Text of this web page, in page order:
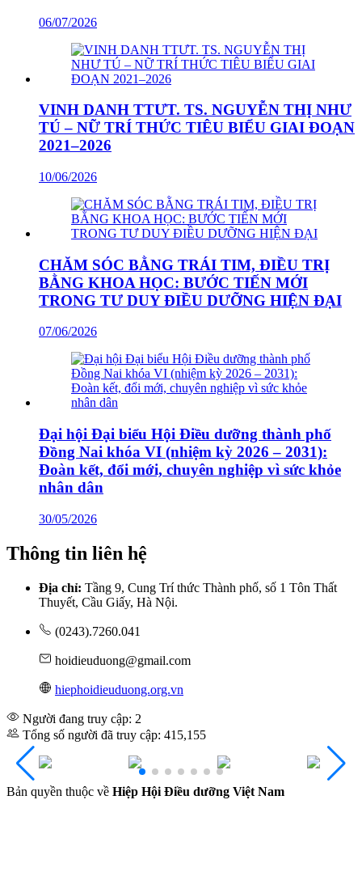
06/07/2026
VINH DANH TTƯT. TS. NGUYỄN THỊ NHƯ
TÚ – NỮ TRÍ THỨC TIÊU BIỂU GIAI ĐOẠN
2021–2026
10/06/2026
CHĂM SÓC BẰNG TRÁI TIM, ĐIỀU TRỊ
BẰNG KHOA HỌC: BƯỚC TIẾN MỚI
TRONG TƯ DUY ĐIỀU DƯỠNG HIỆN ĐẠI
07/06/2026
Đại hội Đại biểu Hội Điều dưỡng thành phố
Đồng Nai khóa VI (nhiệm kỳ 2026 – 2031):
Đoàn kết, đổi mới, chuyên nghiệp vì sức khỏe
nhân dân
30/05/2026
Thông tin liên hệ
Địa chỉ: Tầng 9, Cung Trí thức Thành phố, số 1 Tôn Thất
Thuyết, Cầu Giấy, Hà Nội.
(0243).7260.041
hoidieuduong@gmail.com
hiephoidieuduong.org.vn
Người đang truy cập: 2
Tổng số người đã truy cập: 415,155
Bản quyền thuộc về Hiệp Hội Điều dưỡng Việt Nam